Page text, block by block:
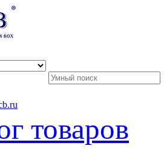
товаров